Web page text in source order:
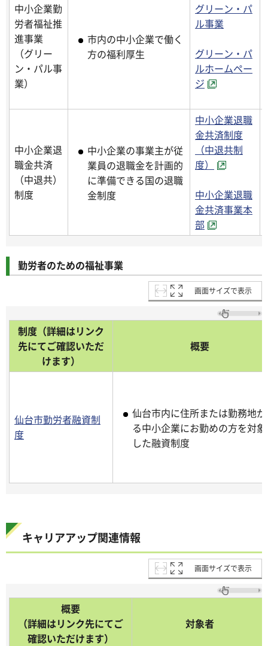
中小企業勤
労者福祉推
進事業
（グリー
ン・パル事
業）
市内の中小企業で働く
方の福利厚生
グリーン・パ
ル事業
グリーン・パ
ルホームペー
ジ
中小企業退
職金共済
（中退共）
制度
中小企業の事業主が従
業員の退職金を計画的
に準備できる国の退職
金制度
中小企業退職
金共済制度
（中退共制
度）
中小企業退職
金共済事業本
部
勤労者のための福祉事業
画面サイズで表示
制度（詳細はリンク
先にてご確認いただ
けます）
概要
仙台市勤労者融資制
度
仙台市内に住所または勤務地
る中小企業にお勤めの方を対
した融資制度
キャリアアップ関連情報
画面サイズで表示
概要
（詳細はリンク先にてご
確認いただけます）
対象者